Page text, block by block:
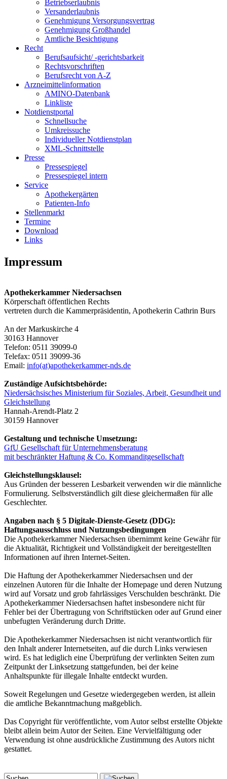
Betriebserlaubnis
Versanderlaubnis
Genehmigung Versorgungsvertrag
Genehmigung Großhandel
Amtliche Besichtigung
Recht
Berufsaufsicht/ -gerichtsbarkeit
Rechtsvorschriften
Berufsrecht von A-Z
Arzneimittelinformation
AMINO-Datenbank
Linkliste
Notdienstportal
Schnellsuche
Umkreissuche
Individueller Notdienstplan
XML-Schnittstelle
Presse
Pressespiegel
Pressespiegel intern
Service
Apothekergärten
Patienten-Info
Stellenmarkt
Termine
Download
Links
Impressum
Apothekerkammer Niedersachsen
Körperschaft öffentlichen Rechts
vertreten durch die Kammerpräsidentin, Apothekerin Cathrin Burs
An der Markuskirche 4
30163 Hannover
Telefon: 0511 39099-0
Telefax: 0511 39099-36
Email: info(at)apothekerkammer-nds.de
Zuständige Aufsichtsbehörde:
Niedersächsisches Ministerium für Soziales, Arbeit, Gesundheit und
Gleichstellung
Hannah-Arendt-Platz 2
30159 Hannover
Gestaltung und technische Umsetzung:
GfU Gesellschaft für Unternehmensberatung
mit beschränkter Haftung & Co. Kommanditgesellschaft
Gleichstellungsklausel:
Aus Gründen der besseren Lesbarkeit verwenden wir die männliche
Formulierung. Selbstverständlich gilt diese gleichermaßen für alle
Geschlechter.
Angaben nach § 5 Digitale-Dienste-Gesetz (DDG):
Haftungsausschluss und Nutzungsbedingungen
Die Apothekerkammer Niedersachsen übernimmt keine Gewähr für
die Aktualität, Richtigkeit und Vollständigkeit der bereitgestellten
Informationen auf ihren Internet-Seiten.
Die Haftung der Apothekerkammer Niedersachsen und der
einzelnen Autoren für die Inhalte der Homepage und deren Nutzung
wird auf Vorsatz und grob fahrlässiges Verschulden beschränkt. Die
Apothekerkammer Niedersachsen haftet insbesondere nicht für
Fehler bei der Übertragung von Schriftstücken oder auf Grund einer
unbefugten Veränderung durch Dritte.
Die Apothekerkammer Niedersachsen ist nicht verantwortlich für
den Inhalt anderer Internetseiten, auf die durch Links verwiesen
wird. Es hat lediglich eine Überprüfung der verlinkten Seiten zum
Zeitpunkt der Linksetzung stattgefunden, bei der keine
Anhaltspunkte für illegale Inhalte entdeckt wurden.
Soweit Regelungen und Gesetze wiedergegeben werden, ist allein
die amtliche Bekanntmachung maßgeblich.
Das Copyright für veröffentlichte, vom Autor selbst erstellte Objekte
bleibt allein beim Autor der Seiten. Eine Vervielfältigung oder
Verwendung ist ohne ausdrückliche Zustimmung des Autors nicht
gestattet.